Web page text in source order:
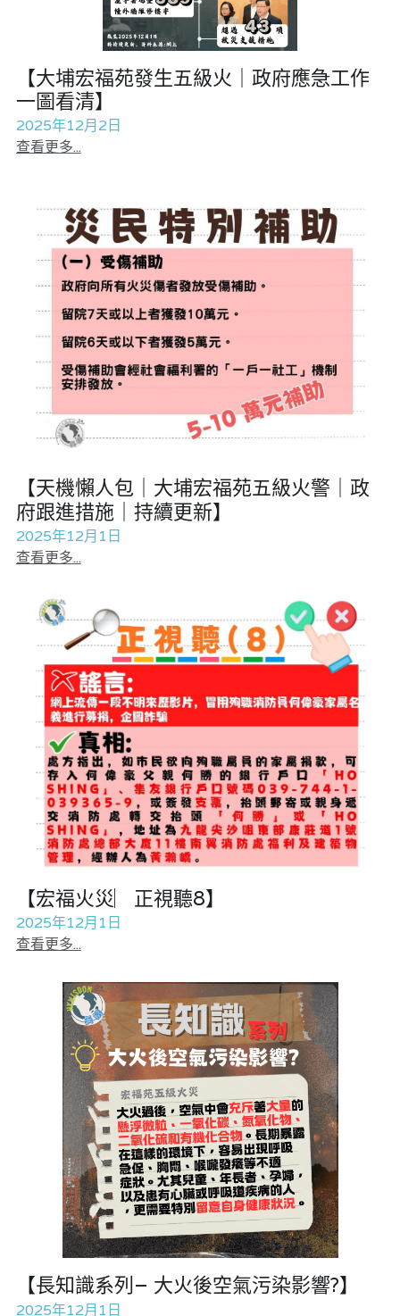
【大埔宏福苑發生五級火｜政府應急工作
一圖看清】
2025年12月2日
查看更多...
【天機懶人包｜大埔宏福苑五級火警｜政
府跟進措施｜持續更新】
2025年12月1日
查看更多...
【宏福火災︳正視聽8】
2025年12月1日
查看更多...
【長知識系列– 大火後空氣污染影響?】
2025年12月1日